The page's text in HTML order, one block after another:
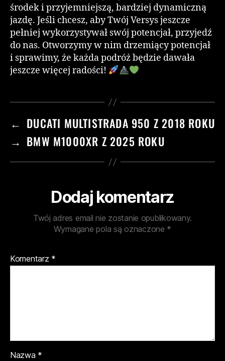
środek i przyjemniejszą, bardziej dynamiczną
jazdę. Jeśli chcesz, aby Twój Versys jeszcze
pełniej wykorzystywał swój potencjał, przyjedź
do nas. Otworzymy w nim drzemiący potencjał
i sprawimy, że każda podróż będzie dawała
jeszcze więcej radości!
← DUCATI MULTISTRADA 950 Z 2018 ROKU
→ BMW M1000XR Z 2025 ROKU
Dodaj komentarz
Twój adres email nie zostanie opublikowany.
Wymagane pola są oznaczone *
Komentarz *
Nazwa *